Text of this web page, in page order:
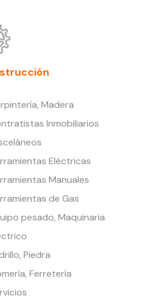
Madera
Inmobiliarios
Eléctricas
Manuales
de Gas
pesado, Maquinaria
Piedra
Ferretería